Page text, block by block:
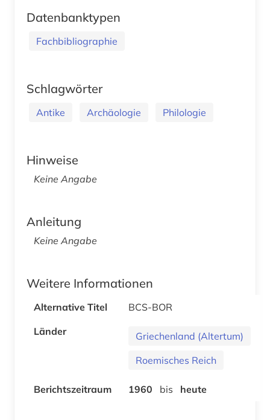
Datenbanktypen
Fachbibliographie
Schlagwörter
Antike Archäologie Philologie
Hinweise
Keine Angabe
Anleitung
Keine Angabe
Weitere Informationen
Alternative Titel
BCS-BOR
Länder
Griechenland (Altertum)
Roemisches Reich
Berichtszeitraum 1960 bis heute